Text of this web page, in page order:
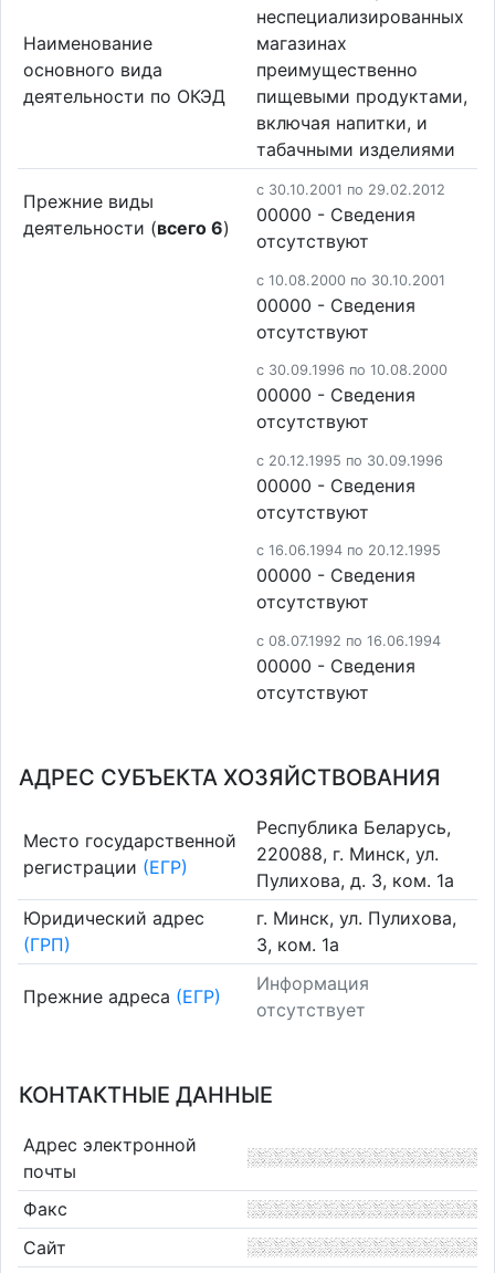
Наименование
основного вида
деятельности по ОКЭД
неспециализированных
магазинах
преимущественно
пищевыми продуктами,
включая напитки, и
табачными изделиями
Прежние виды
деятельности (всего 6)
c 30.10.2001 по 29.02.2012
00000 - Cведения
отсутствуют
c 10.08.2000 по 30.10.2001
00000 - Cведения
отсутствуют
c 30.09.1996 по 10.08.2000
00000 - Cведения
отсутствуют
c 20.12.1995 по 30.09.1996
00000 - Cведения
отсутствуют
c 16.06.1994 по 20.12.1995
00000 - Cведения
отсутствуют
c 08.07.1992 по 16.06.1994
00000 - Cведения
отсутствуют
АДРЕС СУБЪЕКТА ХОЗЯЙСТВОВАНИЯ
Место государственной
регистрации (ЕГР)
Республика Беларусь,
220088, г. Минск, ул.
Пулихова, д. 3, ком. 1а
Юридический адрес
(ГРП)
г. Минск, ул. Пулихова,
3, ком. 1а
Прежние адреса (ЕГР)
Информация
отсутствует
КОНТАКТНЫЕ ДАННЫЕ
Адрес электронной
почты
Факс
Сайт